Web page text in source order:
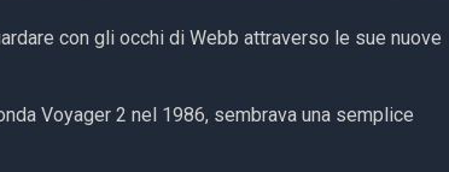
con gli occhi di Webb attraverso le sue nuove
Voyager 2 nel 1986, sembrava una semplice